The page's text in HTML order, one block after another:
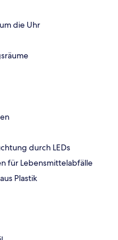
die Uhr
durch LEDs
für Lebensmittelabfälle
Plastik